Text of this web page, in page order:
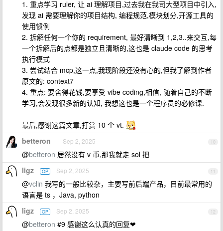
1. 重点学习 ruler, 让 ai 理解项目,过去我在我司大型项目中引入,
发现 ai 需要理解你的项目结构, 编程规范,模块划分,开源工具的
使用惯例
2. 拆解任何一个你的 requirement, 最好清晰到 1,2,3..来交互,每
一个拆解后的点都是独立且清晰的,这也是 claude code 的思考
执行模式
3. 尝试结合 mcp,这一点,我现阶段还没有心的,但我了解到作者
原文的: context7
4. 重点: 要舍得花钱,要享受 vibe coding,相信, 随着自己的不断
学习,会发现很多新的认知, 我想这也是一个程序员的必修课.
最后,感谢这篇文章,打赏 10 个 vt.
10
betteron Sep 2, 2025
@betteron 居然没有 v 币,那我就走 sol 把
11
ligz OP Sep 2, 2025
@vclin 我写的一般比较杂，主要写前后端产品，目前最常用的
语言是 ts ，Java, python
12
ligz OP Sep 2, 2025
@betteron #9 感谢这么认真的回复❤